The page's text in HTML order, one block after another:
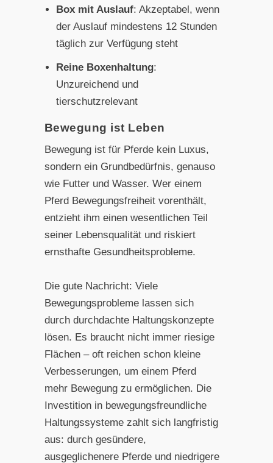
Box mit Auslauf: Akzeptabel, wenn
der Auslauf mindestens 12 Stunden
täglich zur Verfügung steht
Reine Boxenhaltung:
Unzureichend und
tierschutzrelevant
Bewegung ist Leben
Bewegung ist für Pferde kein Luxus,
sondern ein Grundbedürfnis, genauso
wie Futter und Wasser. Wer einem
Pferd Bewegungsfreiheit vorenthält,
entzieht ihm einen wesentlichen Teil
seiner Lebensqualität und riskiert
ernsthafte Gesundheitsprobleme.
Die gute Nachricht: Viele
Bewegungsprobleme lassen sich
durch durchdachte Haltungskonzepte
lösen. Es braucht nicht immer riesige
Flächen – oft reichen schon kleine
Verbesserungen, um einem Pferd
mehr Bewegung zu ermöglichen. Die
Investition in bewegungsfreundliche
Haltungssysteme zahlt sich langfristig
aus: durch gesündere,
ausgeglichenere Pferde und niedrigere